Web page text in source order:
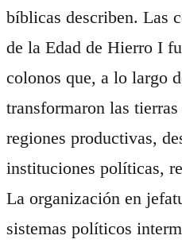
bíblicas describen. Las
de la Edad de Hierro I
colonos que, a lo largo
transformaron las
regiones productivas,
instituciones políticas,
La organización en
sistemas políticos